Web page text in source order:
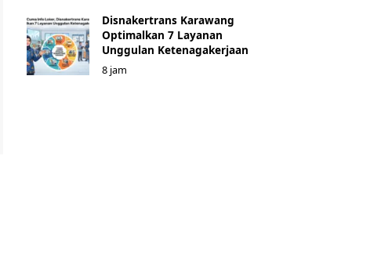
Disnakertrans Karawang
Optimalkan 7 Layanan
Unggulan Ketenagakerjaan
8 jam